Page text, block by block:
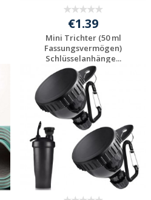
€1.39
Mini Trichter (50 ml
Fassungsvermögen)
Schlüsselanhänge...
Individuelle
Werbeartikel
anfragen